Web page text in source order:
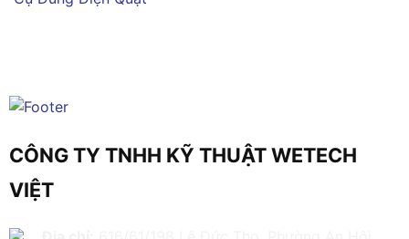
CÔNG TY TNHH KỸ THUẬT WETECH
VIỆT